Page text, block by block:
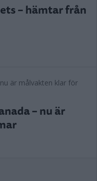
– hämtar från
– nu är